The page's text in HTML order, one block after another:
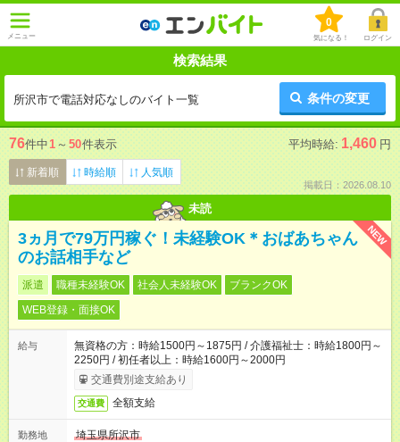
メニュー
0
気になる！ ログイン
検索結果
所沢市で電話対応なしのバイト一覧 条件の変更
76件中1 ～ 50件表示 平均時給: 1,460 円
新着順 時給順 人気順
掲載日：2026.08.10
未読
NEW
3ヵ月で79万円稼ぐ！未経験OK＊おばあちゃん
のお話相手など
派遣 職種未経験OK 社会人未経験OK
ブランクOK
WEB登録・面接OK
給与
無資格の方：時給1500円～1875円 / 介護福祉士：時給1800円～
2250円 / 初任者以上：時給1600円～2000円
交通費別途支給あり
交通費 全額支給
勤務地
埼玉県所沢市